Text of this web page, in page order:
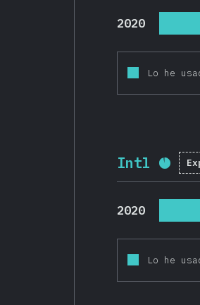
2020
Lo he
Intl
2020
Lo he